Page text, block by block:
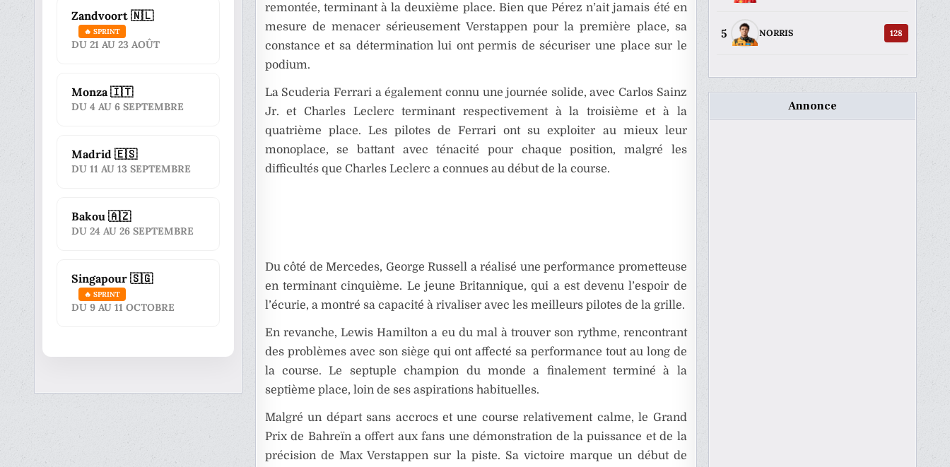
remontée, terminant à la deuxième place. Bien que Pérez n’ait jamais été en
mesure de menacer sérieusement Verstappen pour la première place, sa
constance et sa détermination lui ont permis de sécuriser une place sur le
podium.
La Scuderia Ferrari a également connu une journée solide, avec Carlos Sainz
Jr. et Charles Leclerc terminant respectivement à la troisième et à la
quatrième place. Les pilotes de Ferrari ont su exploiter au mieux leur
monoplace, se battant avec ténacité pour chaque position, malgré les
difficultés que Charles Leclerc a connues au début de la course.
Du côté de Mercedes, George Russell a réalisé une performance prometteuse
en terminant cinquième. Le jeune Britannique, qui a est devenu l’espoir de
l’écurie, a montré sa capacité à rivaliser avec les meilleurs pilotes de la grille.
En revanche, Lewis Hamilton a eu du mal à trouver son rythme, rencontrant
des problèmes avec son siège qui ont affecté sa performance tout au long de
la course. Le septuple champion du monde a finalement terminé à la
septième place, loin de ses aspirations habituelles.
Malgré un départ sans accrocs et une course relativement calme, le Grand
Prix de Bahreïn a offert aux fans une démonstration de la puissance et de la
précision de Max Verstappen sur la piste. Sa victoire marque un début de
Zandvoort 🇳🇱
🔥 SPRINT
DU 21 AU 23 AOÛT
Monza 🇮🇹
DU 4 AU 6 SEPTEMBRE
Madrid 🇪🇸
DU 11 AU 13 SEPTEMBRE
Bakou 🇦🇿
DU 24 AU 26 SEPTEMBRE
Singapour 🇸🇬
🔥 SPRINT
DU 9 AU 11 OCTOBRE
5 NORRIS 128
Annonce